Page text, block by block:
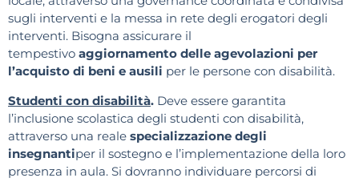
sugli interventi e la messa in rete degli erogatori degli
interventi. Bisogna assicurare il
tempestivo aggiornamento delle agevolazioni per
l’acquisto di beni e ausili per le persone con disabilità.
Studenti con disabilità. Deve essere garantita
l’inclusione scolastica degli studenti con disabilità,
attraverso una reale specializzazione degli
insegnantiper il sostegno e l’implementazione della loro
presenza in aula. Si dovranno individuare percorsi di